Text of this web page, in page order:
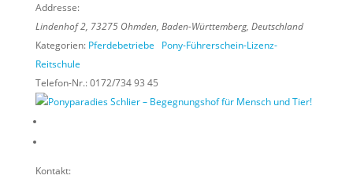
Addresse:
Lindenhof 2, 73275Ohmden, Baden-Württemberg, Deutschland
Kategorien: Pferdebetriebe
Pony-Führerschein-Lizenz-
Reitschule
Telefon-Nr.:0172/734 93 45
Kontakt: